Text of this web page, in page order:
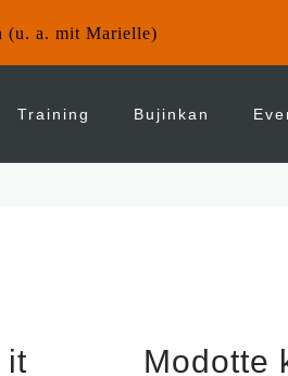
Training Bujinkan
it
Modotte
(u. a. mit Marielle)